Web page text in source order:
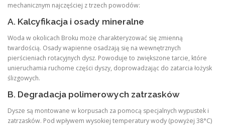
mechanicznym najczęściej z trzech powodów:
A. Kalcyfikacja i osady mineralne
Woda w okolicach Broku może charakteryzować się zmienną
twardością. Osady wapienne osadzają się na wewnętrznych
pierścieniach rotacyjnych dysz. Powoduje to zwiększone tarcie, które
unieruchamia ruchome części dyszy, doprowadzając do zatarcia łożysk
ślizgowych.
B. Degradacja polimerowych zatrzasków
Dysze są montowane w korpusach za pomocą specjalnych wypustek i
zatrzasków. Pod wpływem wysokiej temperatury wody (powyżej 38°C)